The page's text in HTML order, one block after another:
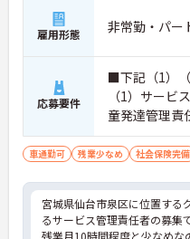
雇用形態 非常勤・パー
応募要件
■下記（1）
（1）サービ
童発達管理責
事者初任者研
事者実務者研
車通勤可 残業少なめ 社会保険完備
宮城県仙台市泉区に位置する
るサービス管理責任者の募集で
残業月10時間程度と少なめな